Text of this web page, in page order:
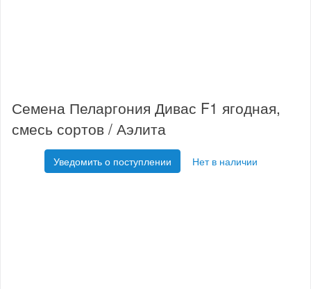
Семена Пеларгония Дивас F1 ягодная,
смесь сортов / Аэлита
Уведомить о поступлении Нет в наличии